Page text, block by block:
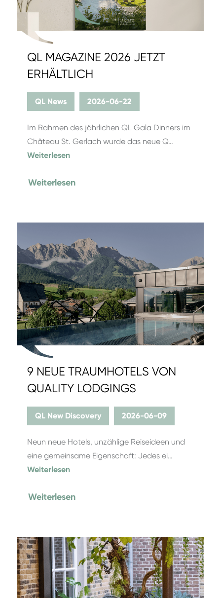
QL MAGAZINE 2026 JETZT
ERHÄLTLICH
QL News 2026-06-22
Im Rahmen des jährlichen QL Gala Dinners im
Château St. Gerlach wurde das neue Q…
Weiterlesen
Weiterlesen
9 NEUE TRAUMHOTELS VON
QUALITY LODGINGS
QL New Discovery 2026-06-09
Neun neue Hotels, unzählige Reiseideen und
eine gemeinsame Eigenschaft: Jedes ei…
Weiterlesen
Weiterlesen